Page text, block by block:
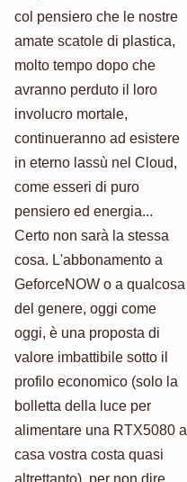
col pensiero che le nostre
amate scatole di plastica,
molto tempo dopo che
avranno perduto il loro
involucro mortale,
continueranno ad esistere
in eterno lassù nel Cloud,
come esseri di puro
pensiero ed energia...
Certo non sarà la stessa
cosa. L'abbonamento a
GeforceNOW o a qualcosa
del genere, oggi come
oggi, è una proposta di
valore imbattibile sotto il
profilo economico (solo la
bolletta della luce per
alimentare una RTX5080 a
casa vostra costa quasi
altrettanto), per non dire